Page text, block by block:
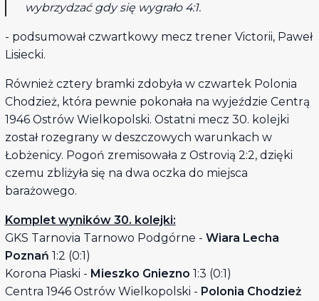
wybrzydzać gdy się wygrało 4:1.
- podsumował czwartkowy mecz trener Victorii, Paweł
Lisiecki.
Również cztery bramki zdobyła w czwartek Polonia
Chodzież, która pewnie pokonała na wyjeździe Centrą
1946 Ostrów Wielkopolski. Ostatni mecz 30. kolejki
został rozegrany w deszczowych warunkach w
Łobżenicy. Pogoń zremisowała z Ostrovią 2:2, dzięki
czemu zbliżyła się na dwa oczka do miejsca
barażowego.
Komplet wyników 30. kolejki:
GKS Tarnovia Tarnowo Podgórne - Wiara Lecha
Poznań 1:2 (0:1)
Korona Piaski - Mieszko Gniezno 1:3 (0:1)
Centra 1946 Ostrów Wielkopolski - Polonia Chodzież